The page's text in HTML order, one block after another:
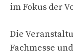
im Fokus der
Die
Fachmesse und